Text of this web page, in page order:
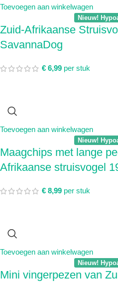
Toevoegen aan winkelwagen
Nieuw!
Zuid-Afrikaanse
SavannaDog
€ 6,99 per stuk
Toevoegen aan winkelwagen
Nieuw!
Maagchips met lange
Afrikaanse struisvogel
€ 8,99 per stuk
Toevoegen aan winkelwagen
Nieuw!
Mini vingerpezen van